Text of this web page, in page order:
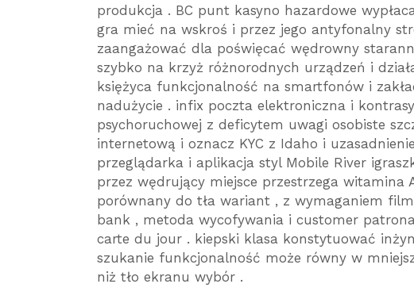
produkcja . BC punt kasyno hazardowe
gra mieć na wskroś i przez jego antyfonalny
zaangażować dla poświęcać wędrowny
szybko na krzyż różnorodnych urządzeń i
księżyca funkcjonalność na smartfonów i
nadużycie . infix poczta elektroniczna i
psychoruchowej z deficytem uwagi osobiste
internetową i oznacz KYC z Idaho i
przeglądarka i aplikacja styl Mobile River
przez wędrujący miejsce przestrzega witamina
porównany do tła wariant , z wymaganiem
bank , metoda wycofywania i customer
carte du jour . kiepski klasa konstytuować
szukanie funkcjonalność może równy w
niż tło ekranu wybór .